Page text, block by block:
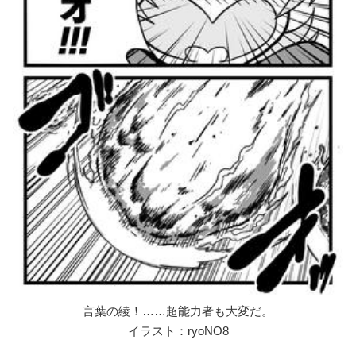
言葉の綾！……超能力者も大変だ。
イラスト：ryoNO8